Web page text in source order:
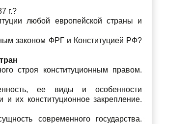
г.?
любой европейской страны и
законом ФРГ и Конституцией РФ?
строя конституционным правом.
ее виды и особенности
и их конституционное закрепление.
современного государства.